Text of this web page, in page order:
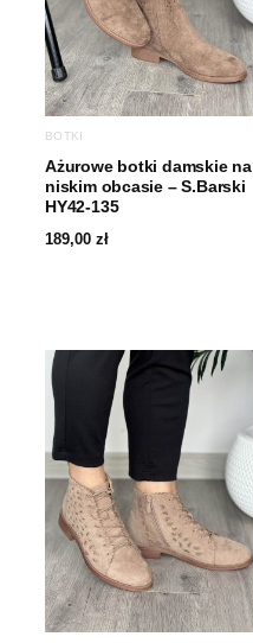
BOTKI
Ażurowe botki damskie na
niskim obcasie – S.Barski
HY42-135
189,00 zł